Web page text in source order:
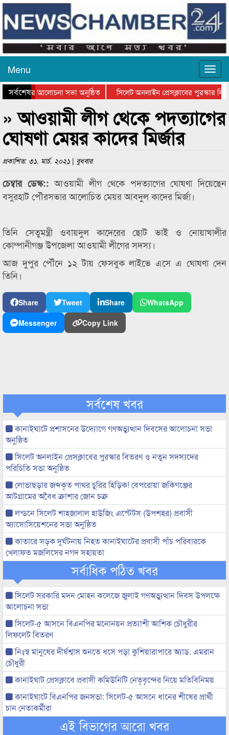
Menu
সর্বশেষ
দিবসের আলোচনা সভা অনুষ্ঠিত
সিলেট অনলাইন প্রেসক্লাবের পুরস্কার
আলোচনা সভা ও সম্মাননা প্রদান
» আওয়ামী লীগ থেকে পদত্যাগের
ঘোষণা মেয়র কাদের মির্জার
প্রকাশিত: ৩১. মার্চ. ২০২১ | বুধবার
চেম্বার ডেস্ক::আওয়ামী লীগ থেকে পদত্যাগের ঘোষণা দিয়েছেন
বসুরহাট পৌরসভার আলোচিত মেয়র আবদুল কাদের মির্জা।
তিনি সেতুমন্ত্রী ওবায়দুল কাদেরের ছোট ভাই ও নোয়াখালীর
কোম্পানীগঞ্জ উপজেলা আওয়ামী লীগের সদস্য।
আজ দুপুর পৌঁনে ১২ টায় ফেসবুক লাইভে এসে এ ঘোষণা দেন
তিনি।
Share Tweet Share
WhatsApp
Messenger
Copy Link
সর্বশেষ খবর
কানাইঘাটে প্রশাসনের উদ্যোগে গণঅভ্যুত্থান দিবসের আলোচনা সভা
অনুষ্ঠিত
সিলেট অনলাইন প্রেসক্লাবের পুরস্কার বিতরণ ও নতুন সদস্যদের
পরিচিতি সভা অনুষ্ঠিত
লোভাছড়ার জব্দকৃত পাথর চুরির হিড়িক! বেপরোয়া জকিগঞ্জের
আটগ্রামের অবৈধ ক্রাশার জোন চক্র
লন্ডনে সিলেট শাহজালাল হাউজিং এস্টেটস (উপশহর) প্রবাসী
অ্যাসোসিয়েশনের সভা অনুষ্ঠিত
কাতারে সড়ক দুর্ঘটনায় নিহত কানাইঘাটের প্রবাসী পাঁচ পরিবারকে
খেলাফত মজলিসের নগদ সহায়তা
সর্বাধিক পঠিত খবর
সিলেট সরকারি মদন মোহন কলেজে জুলাই গণঅভ্যুত্থান দিবস উপলক্ষে
আলোচনা সভা
সিলেট-৫ আসনে বিএনপির মনোনয়ন প্রত্যাশী আশিক চৌধুরীর
লিফলেট বিতরণ
নিঃস্ব মানুষের দীর্ঘশ্বাস শুনতে ধসে পড়া কুশিয়ারাপারে অ্যাড. এমরান
চৌধুরী
কানাইঘাট প্রেসক্লাবে প্রবাসী কমিউনিটি নেতৃবৃন্দের নিয়ে মতিবিনিময়
কানাইঘাটে বিএনপির জনসভা: সিলেট-৫ আসনে ধানের শীষের প্রার্থী
চান নেতাকর্মীরা
এই বিভাগের আরো খবর